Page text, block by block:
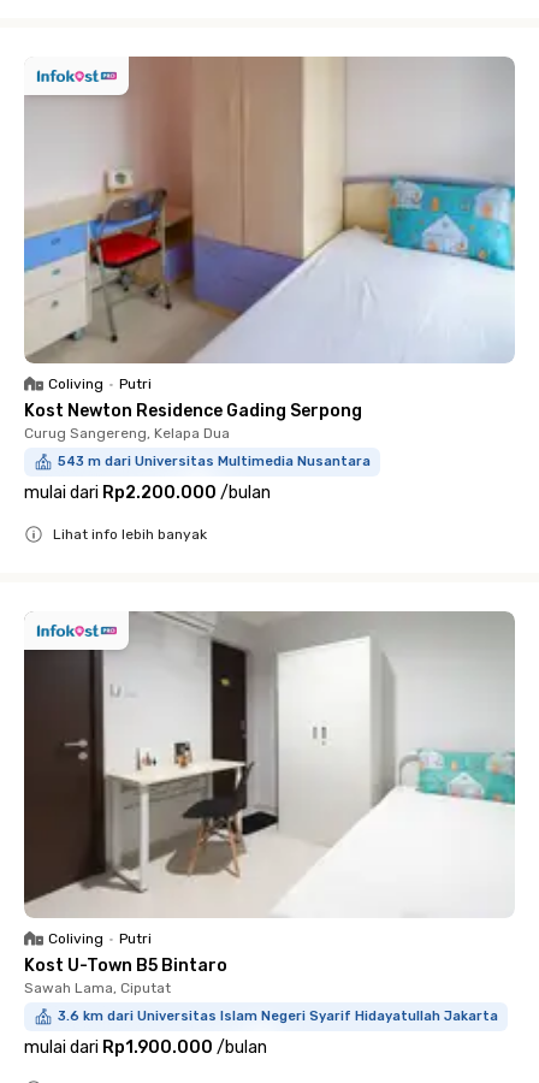
Coliving • Putri
Kost Newton Residence Gading Serpong
Curug Sangereng, Kelapa Dua
543 m dari Universitas Multimedia Nusantara
mulai dari Rp2.200.000 /bulan
Lihat info lebih banyak
Coliving • Putri
Kost U-Town B5 Bintaro
Sawah Lama, Ciputat
3.6 km dari Universitas Islam Negeri Syarif Hidayatullah Jakarta
mulai dari Rp1.900.000 /bulan